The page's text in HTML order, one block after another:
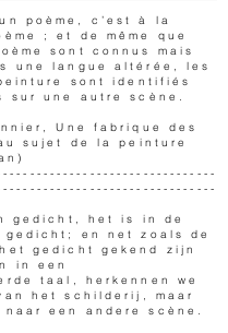
poème, c’est à la
; et de même que
sont connus mais
une langue altérée, les
sont identifiés
sur une autre scène.
Une fabrique des
sujet de la peinture
gedicht, het is in de
gedicht; en net zoals de
gedicht gekend zijn
in een
taal, herkennen we
het schilderij, maar
naar een andere scène.